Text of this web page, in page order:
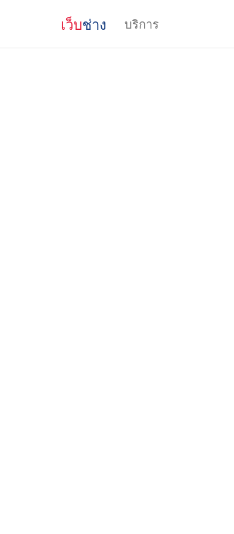
เว็บช่าง บริการ